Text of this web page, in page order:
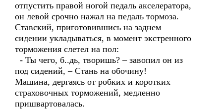
отпустить правой ногой педаль акселератора,
он левой срочно нажал на педаль тормоза.
Ставский, приготовившись на заднем
сидении укладываться, в момент экстренного
торможения слетел на пол:
- Ты чего, б..дь, творишь? – завопил он из
под сидений, – Стань на обочину!
Машина, дергаясь от робких и коротких
страховочных торможений, медленно
пришвартовалась.